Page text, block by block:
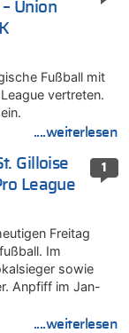
Union
Fußball mit
vertreten.
....weiterlesen
1
Gilloise
League
Freitag
Im
sowie
Anpfiff im Jan-
....weiterlesen